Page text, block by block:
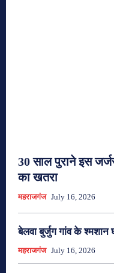
30 साल पुराने इस
का खतरा
महराजगंज July 16, 2026
बेलवा बुर्जुग गांव के
महराजगंज July 16, 2026